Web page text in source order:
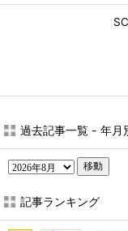
過去記事一覧 - 年月
移動
記事ランキング